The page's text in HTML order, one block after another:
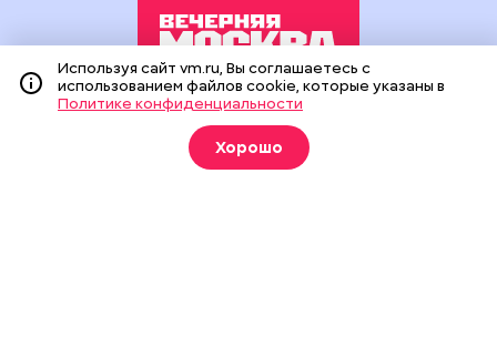
Издание создано при финансовой поддержке Департамента
средств массовой информации и рекламы города Москвы.
На сайте применяются рекомендательные технологии
(информационные технологии предоставления информации
Используя сайт vm.ru, Вы соглашаетесь с
использованием файлов cookie, которые указаны в
Политике конфиденциальности
Хорошо